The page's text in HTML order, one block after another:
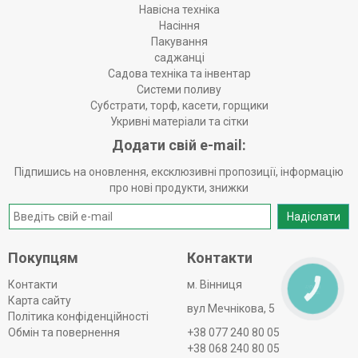
60 л
Додаткові характеристики
Тип двигуна:
безщітковий
Площа косіння:до 750 м²
Тип живлення:акумуляторне
Тип акумулятора:Li-Ion
Габарити:930 × 570 × 440 мм
пристрій BC 135
Гарантія:
Країна-виробник:
Навісна техніка
Насіння
Пакування
саджанці
Садова техніка та інвентар
Системи поливу
Субстрати, торф, касети, горщики
Укривні матеріали та сітки
Додати свій e-mail:
Підпишись на оновлення, ексклюзивні пропозиції, інформацію
про нові продукти, знижки
Надіслати
Покупцям
Контакти
Карта сайту
Політика конфіденційності
Обмін та повернення
Контакти
м. Вінниця
вул Мечнікова, 5
+38 077 240 80 05
+38 068 240 80 05
КНОПКА
ЗВ'ЯЗКУ